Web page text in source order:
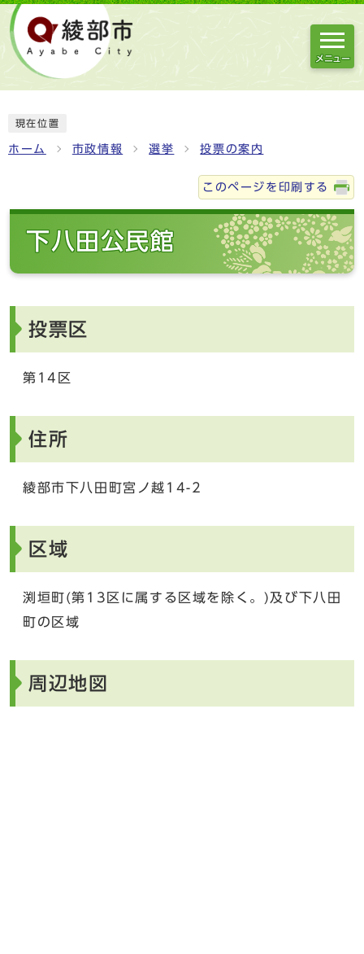
メニュー
現在位置
ホーム 市政情報 選挙 投票の案内
このページを印刷する
下八田公民館
投票区
第14区
住所
綾部市下八田町宮ノ越14-2
区域
渕垣町(第13区に属する区域を除く。)及び下八田
町の区域
周辺地図